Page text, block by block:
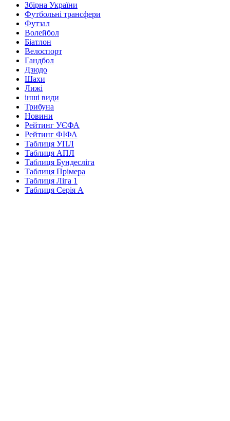
Збірна України
Футбольні трансфери
Футзал
Волейбол
Біатлон
Велоспорт
Гандбол
Дзюдо
Шахи
Лижі
інші види
Трибуна
Новини
Рейтинг УЄФА
Рейтинг ФІФА
Таблиця УПЛ
Таблиця АПЛ
Таблиця Бундесліга
Таблиця Прімера
Таблиця Ліга 1
Таблиця Серія А